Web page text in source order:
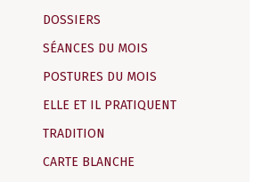
DOSSIERS
SÉANCES DU MOIS
POSTURES DU MOIS
ELLE ET IL PRATIQUENT
TRADITION
CARTE BLANCHE